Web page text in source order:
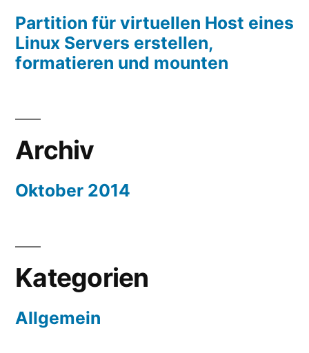
und
mounten“
Servers
erstellen,
formatieren
und
Partition für virtuellen Host eines
Linux Servers erstellen,
formatieren und mounten
Archiv
Oktober 2014
Kategorien
Allgemein